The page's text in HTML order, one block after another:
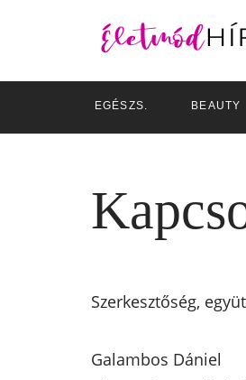
EGÉSZS. BEAUTY
Szerkesztőség,
Galambos Dániel